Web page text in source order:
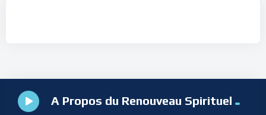
A Propos du Renouveau Spirituel